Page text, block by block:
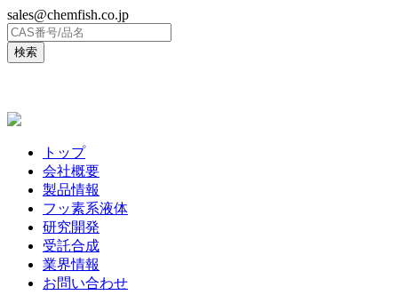
sales@chemfish.co.jp
トップ
会社概要
製品情報
フッ素系液体
研究開発
受託合成
業界情報
お問い合わせ